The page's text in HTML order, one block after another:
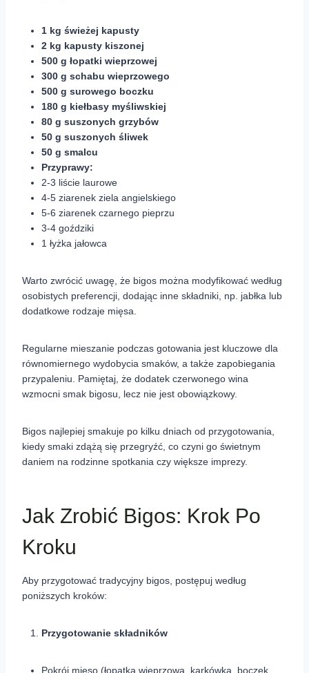
1 kg świeżej kapusty
2 kg kapusty kiszonej
500 g łopatki wieprzowej
300 g schabu wieprzowego
500 g surowego boczku
180 g kiełbasy myśliwskiej
80 g suszonych grzybów
50 g suszonych śliwek
50 g smalcu
Przyprawy:
2-3 liście laurowe
4-5 ziarenek ziela angielskiego
5-6 ziarenek czarnego pieprzu
3-4 goździki
1 łyżka jałowca
Warto zwrócić uwagę, że bigos można modyfikować według
osobistych preferencji, dodając inne składniki, np. jabłka lub
dodatkowe rodzaje mięsa.
Regularne mieszanie podczas gotowania jest kluczowe dla
równomiernego wydobycia smaków, a także zapobiegania
przypaleniu. Pamiętaj, że dodatek czerwonego wina
wzmocni smak bigosu, lecz nie jest obowiązkowy.
Bigos najlepiej smakuje po kilku dniach od przygotowania,
kiedy smaki zdążą się przegryźć, co czyni go świetnym
daniem na rodzinne spotkania czy większe imprezy.
Jak Zrobić Bigos: Krok Po
Kroku
Aby przygotować tradycyjny bigos, postępuj według
poniższych kroków:
Przygotowanie składników
Pokrój mięso (łopatka wieprzowa, karkówka, boczek,